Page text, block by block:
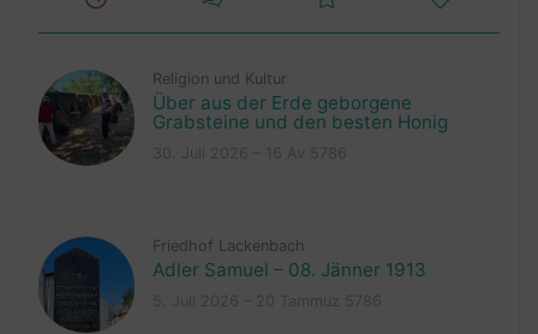
Religion und Kultur
Über aus der Erde geborgene
Grabsteine und den besten Honig
Friedhof Lackenbach
Adler Samuel – 08. Jänner 1913